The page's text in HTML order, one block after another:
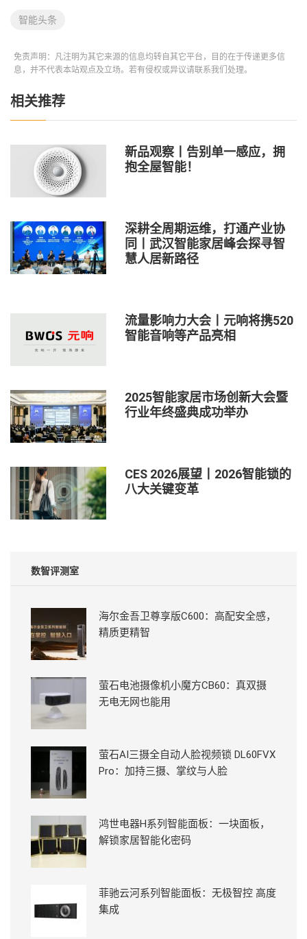
智能头条
免责声明：凡注明为其它来源的信息均转自其它平台，目的在于传递更多信
息，并不代表本站观点及立场。若有侵权或异议请联系我们处理。
相关推荐
新品观察丨告别单一感应，拥
抱全屋智能！
深耕全周期运维，打通产业协
同丨武汉智能家居峰会探寻智
慧人居新路径
流量影响力大会丨元响将携520
智能音响等产品亮相
2025智能家居市场创新大会暨
行业年终盛典成功举办
CES 2026展望丨2026智能锁的
八大关键变革
数智评测室
海尔金吾卫尊享版C600：高配安全感，
精质更精智
萤石电池摄像机小魔方CB60：真双摄
无电无网也能用
萤石AI三摄全自动人脸视频锁 DL60FVX
Pro：加持三摄、掌纹与人脸
鸿世电器H系列智能面板：一块面板，
解锁家居智能化密码
菲驰云河系列智能面板：无极智控 高度
集成